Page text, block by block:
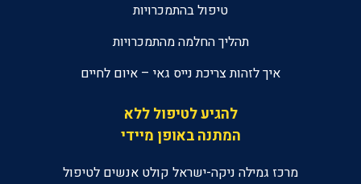
טיפול בהתמכרויות
תהליך החלמה מהתמכרויות
איך לזהות צריכת נייס גאי – איום לחיים
להגיע לטיפול ללא
המתנה באופן מיידי
מרכז גמילה ניקה-ישראל קולט אנשים לטיפול